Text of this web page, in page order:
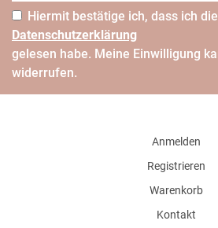
Hiermit bestätige ich, dass ich die
Daten­schutz­erklärung
gelesen habe. Meine Einwilligung
widerrufen.
Anmelden
Registrieren
Warenkorb
Kontakt